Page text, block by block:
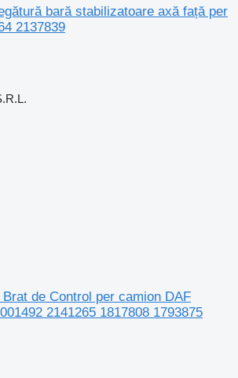
bară stabilizatoare axă față per
2137839
de Control per camion DAF
2141265 1817808 1793875